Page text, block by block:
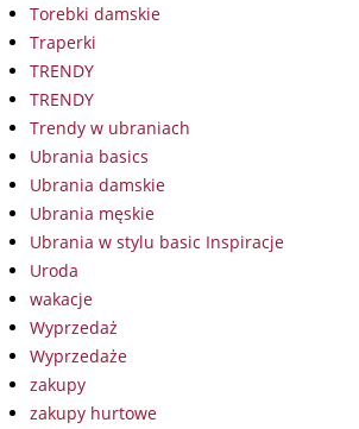
Torebki damskie
Traperki
TRENDY
TRENDY
Trendy w ubraniach
Ubrania basics
Ubrania damskie
Ubrania męskie
Ubrania w stylu basic Inspiracje
Uroda
wakacje
Wyprzedaż
Wyprzedaże
zakupy
zakupy hurtowe